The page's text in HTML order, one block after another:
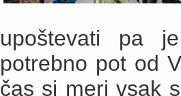
upoštevati pa
potrebno pot od
čas si meri vsak